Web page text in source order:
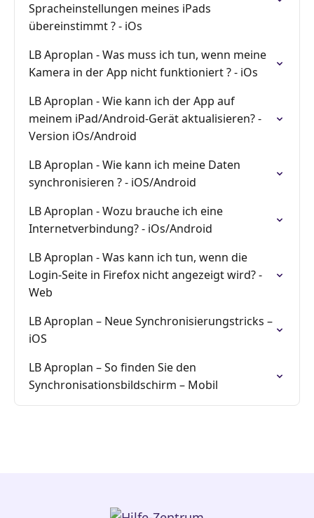
Spracheinstellungen meines iPads
übereinstimmt ? - iOs
LB Aproplan - Was muss ich tun, wenn meine
Kamera in der App nicht funktioniert ? - iOs
LB Aproplan - Wie kann ich der App auf
meinem iPad/Android-Gerät aktualisieren? -
Version iOs/Android
LB Aproplan - Wie kann ich meine Daten
synchronisieren ? - iOS/Android
LB Aproplan - Wozu brauche ich eine
Internetverbindung? - iOs/Android
LB Aproplan - Was kann ich tun, wenn die
Login-Seite in Firefox nicht angezeigt wird? -
Web
LB Aproplan – Neue Synchronisierungstricks –
iOS
LB Aproplan – So finden Sie den
Synchronisationsbildschirm – Mobil